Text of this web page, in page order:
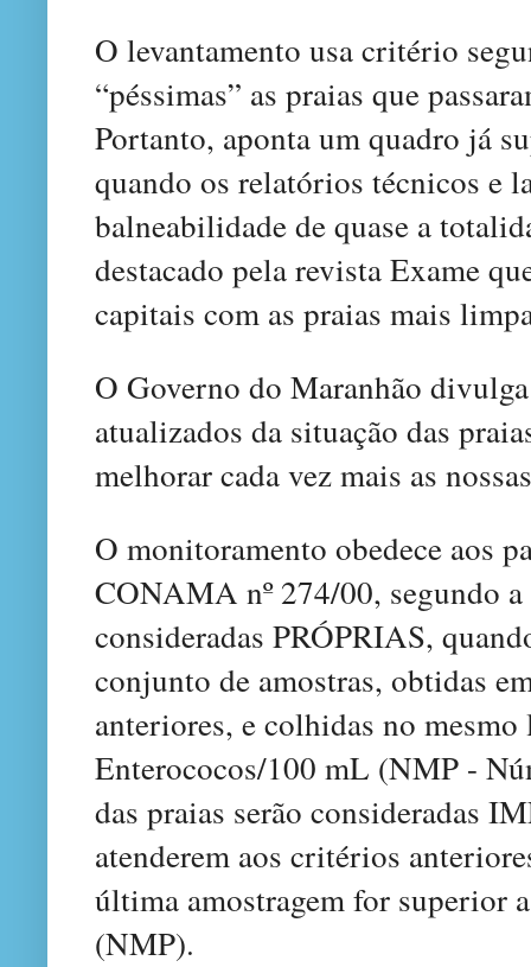
O levantamento usa critério
“péssimas” as praias que
Portanto, aponta um quadro já
quando os relatórios técnicos e
balneabilidade de quase a
destacado pela revista Exame
capitais com as praias mais
O Governo do Maranhão
atualizados da situação das
melhorar cada vez mais as
O monitoramento obedece aos
CONAMA nº 274/00, segundo a
consideradas PRÓPRIAS,
conjunto de amostras, obtidas
anteriores, e colhidas no
Enterococos/100 mL (NMP -
das praias serão consideradas
atenderem aos critérios
última amostragem for superior
(NMP).